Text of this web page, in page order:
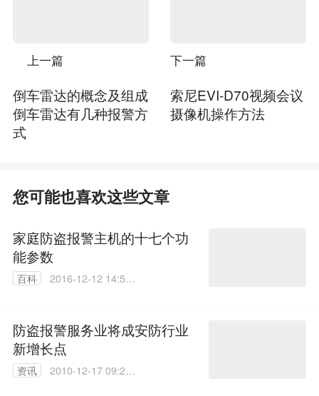
上一篇
倒车雷达的概念及组成
倒车雷达有几种报警方
式
下一篇
索尼EVI-D70视频会议
摄像机操作方法
您可能也喜欢这些文章
家庭防盗报警主机的十七个功
能参数
百科
2016-12-12 14:56:
防盗报警服务业将成安防行业
新增长点
资讯
2010-12-17 09:25: